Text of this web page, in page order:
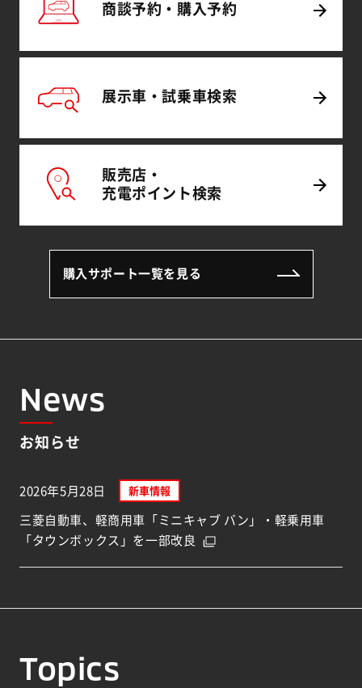
商談予約・ 購入予約
展示車・試乗車検索
販売店・
充電ポイント検索
購入サポート一覧を見る
News
お知らせ
2026年5月28日 新車情報
三菱自動車、軽商用車「ミニキャブ バン」・軽乗用車
「タウンボックス」を一部改良
Topics